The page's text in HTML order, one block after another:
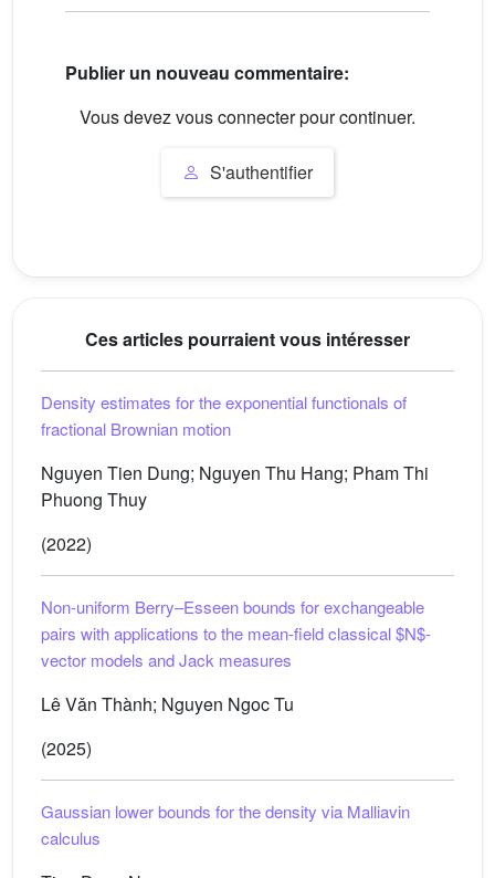
Publier un nouveau commentaire:
Vous devez vous connecter pour continuer.
S'authentifier
Ces articles pourraient vous intéresser
Density estimates for the exponential functionals of
fractional Brownian motion
Nguyen Tien Dung; Nguyen Thu Hang; Pham Thi
Phuong Thuy
(2022)
Non-uniform Berry–Esseen bounds for exchangeable
pairs with applications to the mean-field classical$N$-
vector models and Jack measures
Lê Vǎn Thành; Nguyen Ngoc Tu
(2025)
Gaussian lower bounds for the density via Malliavin
calculus